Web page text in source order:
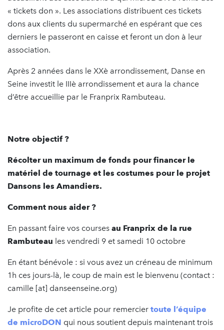
« tickets don ». Les associations distribuent ces tickets
dons aux clients du supermarché en espérant que ces
derniers le passeront en caisse et feront un don à leur
association.
Après 2 années dans le XXè arrondissement, Danse en
Seine investit le IIIè arrondissement et aura la chance
d’être accueillie par le Franprix Rambuteau.
Notre objectif ?
Récolter un maximum de fonds pour financer le
matériel de tournage et les costumes pour le projet
Dansons les Amandiers.
Comment nous aider ?
En passant faire vos courses au Franprix de la rue
Rambuteau les vendredi 9 et samedi 10 octobre
En étant bénévole : si vous avez un créneau de minimum
1h ces jours-là, le coup de main est le bienvenu (contact :
camille [at] danseenseine.org)
Je profite de cet article pour remercier toute l’équipe
de microDON qui nous soutient depuis maintenant trois